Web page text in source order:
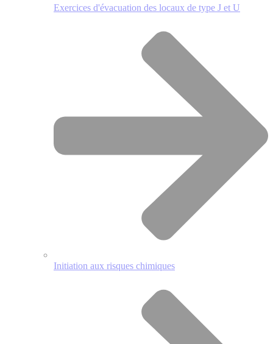
Exercices d'évacuation des locaux de type J et U
Initiation aux risques chimiques